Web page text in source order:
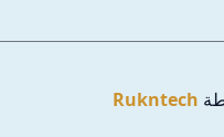
Rukntech